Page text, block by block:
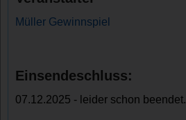
Müller Gewinnspiel
Einsendeschluss:
07.12.2025 - leider schon beendet.